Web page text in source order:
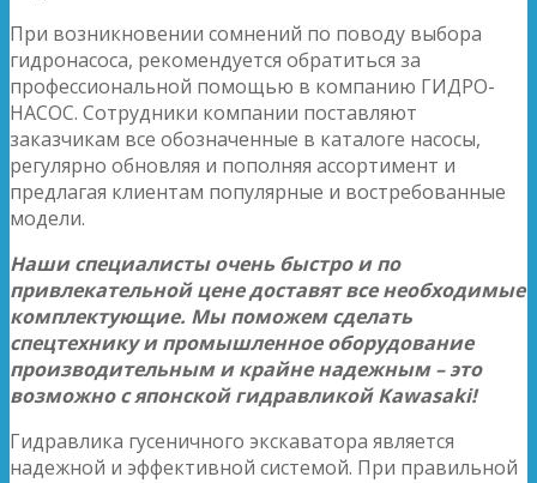
При возникновении сомнений по поводу выбора
гидронасоса, рекомендуется обратиться за
профессиональной помощью в компанию ГИДРО-
НАСОС. Сотрудники компании поставляют
заказчикам все обозначенные в каталоге насосы,
регулярно обновляя и пополняя ассортимент и
предлагая клиентам популярные и востребованные
модели.
Наши специалисты очень быстро и по
привлекательной цене доставят все необходимые
комплектующие. Мы поможем сделать
спецтехнику и промышленное оборудование
производительным и крайне надежным – это
возможно с японской гидравликой Kawasaki!
Гидравлика гусеничного экскаватора является
надежной и эффективной системой. При правильной